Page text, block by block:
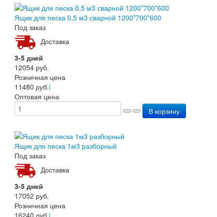
Ящик для песка 0,5 м3 сварной 1200*700*600
Под заказ
Доставка
3-5 дней
12054 руб.
Розничная цена
11480 руб.i
Оптовая цена
В корзину
Ящик для песка 1м3 разборный
Под заказ
Доставка
3-5 дней
17052 руб.
Розничная цена